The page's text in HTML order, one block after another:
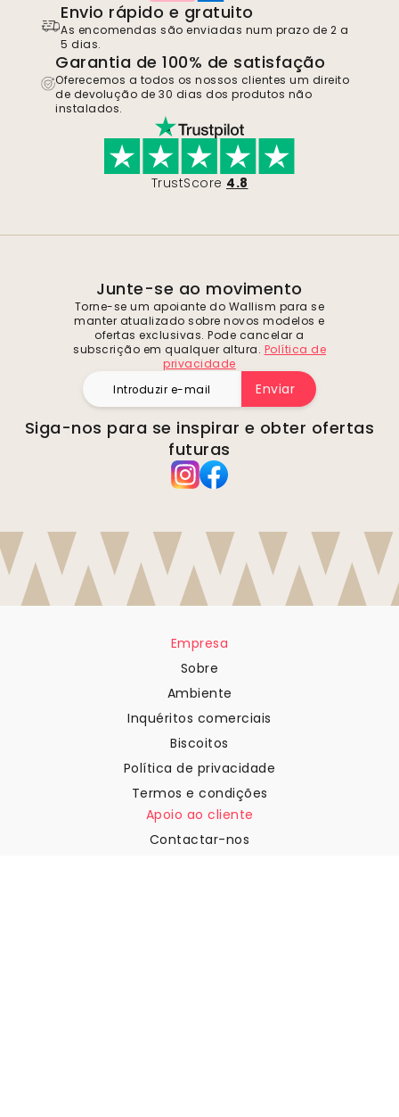
Envio rápido e gratuito
As encomendas são enviadas num prazo de 2 a
5 dias.
Garantia de 100% de satisfação
Oferecemos a todos os nossos clientes um direito
de devolução de 30 dias dos produtos não
instalados.
TrustScore 4.8
Junte-se ao movimento
Torne-se um apoiante do Wallism para se
manter atualizado sobre novos modelos e
ofertas exclusivas. Pode cancelar a
subscrição em qualquer altura. Política de
privacidade
Enviar
Siga-nos para se inspirar e obter ofertas
futuras
Empresa
Sobre
Ambiente
Inquéritos comerciais
Biscoitos
Política de privacidade
Termos e condições
Apoio ao cliente
Contactar-nos